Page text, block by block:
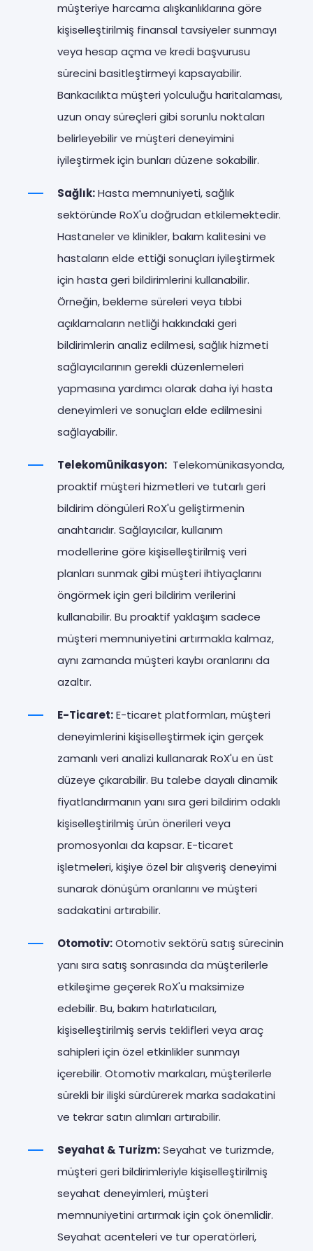
müşteriye harcama alışkanlıklarına göre
kişiselleştirilmiş finansal tavsiyeler sunmayı
veya hesap açma ve kredi başvurusu
sürecini basitleştirmeyi kapsayabilir.
Bankacılıkta müşteri yolculuğu haritalaması,
uzun onay süreçleri gibi sorunlu noktaları
belirleyebilir ve müşteri deneyimini
iyileştirmek için bunları düzene sokabilir.
Sağlık:Hasta memnuniyeti, sağlık
sektöründe RoX'u doğrudan etkilemektedir.
Hastaneler ve klinikler, bakım kalitesini ve
hastaların elde ettiği sonuçları iyileştirmek
için hasta geri bildirimlerini kullanabilir.
Örneğin, bekleme süreleri veya tıbbi
açıklamaların netliği hakkındaki geri
bildirimlerin analiz edilmesi, sağlık hizmeti
sağlayıcılarının gerekli düzenlemeleri
yapmasına yardımcı olarak daha iyi hasta
deneyimleri ve sonuçları elde edilmesini
sağlayabilir.
Telekomünikasyon: Telekomünikasyonda,
proaktif müşteri hizmetleri ve tutarlı geri
bildirim döngüleri RoX'u geliştirmenin
anahtarıdır. Sağlayıcılar, kullanım
modellerine göre kişiselleştirilmiş veri
planları sunmak gibi müşteri ihtiyaçlarını
öngörmek için geri bildirim verilerini
kullanabilir. Bu proaktif yaklaşım sadece
müşteri memnuniyetini artırmakla kalmaz,
aynı zamanda müşteri kaybı oranlarını da
azaltır.
E-Ticaret:E-ticaret platformları, müşteri
deneyimlerini kişiselleştirmek için gerçek
zamanlı veri analizi kullanarak RoX'u en üst
düzeye çıkarabilir. Bu talebe dayalı dinamik
fiyatlandırmanın yanı sıra geri bildirim odaklı
kişiselleştirilmiş ürün önerileri veya
promosyonlaı da kapsar. E-ticaret
işletmeleri, kişiye özel bir alışveriş deneyimi
sunarak dönüşüm oranlarını ve müşteri
sadakatini artırabilir.
Otomotiv:Otomotiv sektörü satış sürecinin
yanı sıra satış sonrasında da müşterilerle
etkileşime geçerek RoX'u maksimize
edebilir. Bu, bakım hatırlatıcıları,
kişiselleştirilmiş servis teklifleri veya araç
sahipleri için özel etkinlikler sunmayı
içerebilir. Otomotiv markaları, müşterilerle
sürekli bir ilişki sürdürerek marka sadakatini
ve tekrar satın alımları artırabilir.
Seyahat & Turizm:Seyahat ve turizmde,
müşteri geri bildirimleriyle kişiselleştirilmiş
seyahat deneyimleri, müşteri
memnuniyetini artırmak için çok önemlidir.
Seyahat acenteleri ve tur operatörleri,